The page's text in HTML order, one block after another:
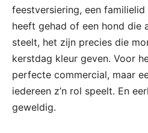
feestversiering, een
heeft gehad of een hond die
steelt, het zijn precies die
kerstdag kleur geven. Voor
perfecte commercial, maar
iedereen z’n rol speelt. En
geweldig.